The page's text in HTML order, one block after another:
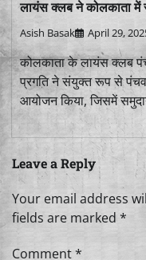
लायंस क्लब ने कोलकाता में
Asish Basak April 29,
कोलकाता के लायंस क्लब
प्रगति ने संयुक्त रूप से
आयोजन किया, जिसमें
Leave a Reply
Your email address
fields are marked *
Comment*